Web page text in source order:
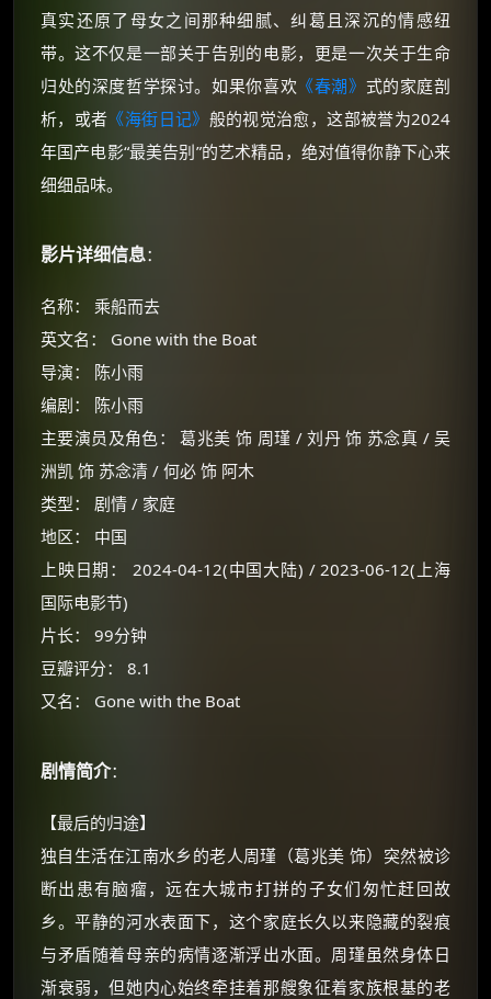
真实还原了母女之间那种细腻、纠葛且深沉的情感纽
带。这不仅是一部关于告别的电影，更是一次关于生命
归处的深度哲学探讨。如果你喜欢 《春潮》 式的家庭剖
析，或者 《海街日记》 般的视觉治愈，这部被誉为2024
年国产电影“最美告别”的艺术精品，绝对值得你静下心来
细细品味。
影片详细信息：
名称： 乘船而去
英文名： Gone with the Boat
导演： 陈小雨
编剧： 陈小雨
主要演员及角色： 葛兆美 饰 周瑾 / 刘丹 饰 苏念真 / 吴
洲凯 饰 苏念清 / 何必 饰 阿木
类型： 剧情 / 家庭
地区： 中国
上映日期： 2024-04-12(中国大陆) / 2023-06-12(上海
国际电影节)
片长： 99分钟
豆瓣评分： 8.1
又名： Gone with the Boat
剧情简介：
【最后的归途】
独自生活在江南水乡的老人周瑾（葛兆美 饰）突然被诊
断出患有脑瘤，远在大城市打拼的子女们匆忙赶回故
乡。平静的河水表面下，这个家庭长久以来隐藏的裂痕
与矛盾随着母亲的病情逐渐浮出水面。周瑾虽然身体日
渐衰弱，但她内心始终牵挂着那艘象征着家族根基的老
×
☕